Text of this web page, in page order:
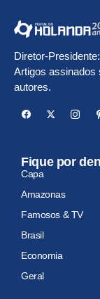
Diretor-
Artigos assinados
autores.
Fique por
Capa
Amazonas
Famosos & TV
Brasil
Economia
Geral